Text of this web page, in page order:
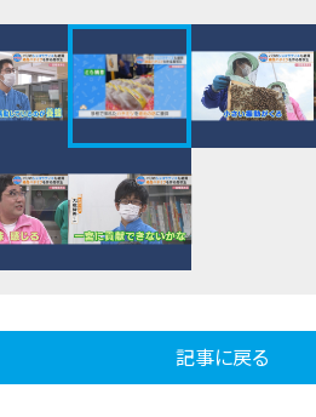
記事に戻る